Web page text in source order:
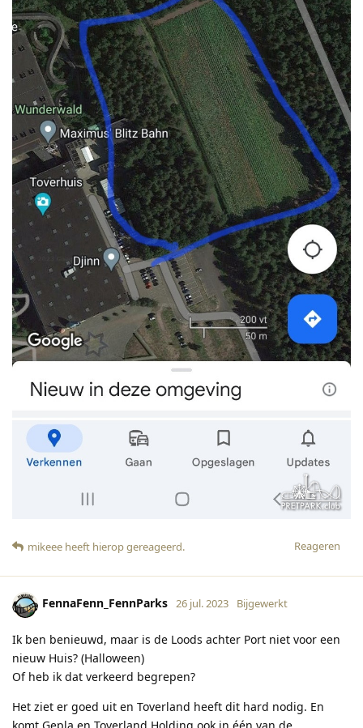
Reageren
mikeee heeft hierop gereageerd.
FennaFenn_FennParks 26 jul. 2023 Bijgewerkt
Ik ben benieuwd, maar is de Loods achter Port niet voor een
nieuw Huis? (Halloween)
Of heb ik dat verkeerd begrepen?
Het ziet er goed uit en Toverland heeft dit hard nodig. En
komt Gepla en Toverland Holding ook in één van de